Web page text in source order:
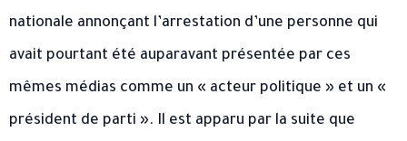
nationale annonçant l’arrestation d’une personne qui
avait pourtant été auparavant présentée par ces
mêmes médias comme un « acteur politique » et un «
président de parti ». Il est apparu par la suite que